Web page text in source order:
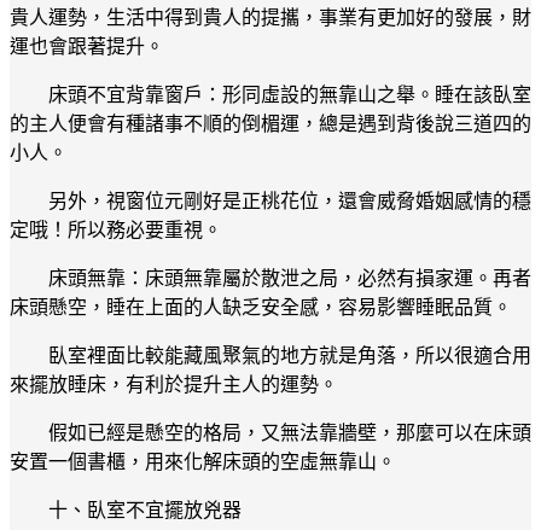
貴人運勢，生活中得到貴人的提攜，事業有更加好的發展，財
運也會跟著提升。
床頭不宜背靠窗戶：形同虛設的無靠山之舉。睡在該臥室
的主人便會有種諸事不順的倒楣運，總是遇到背後說三道四的
小人。
另外，視窗位元剛好是正桃花位，還會威脅婚姻感情的穩
定哦！所以務必要重視。
床頭無靠：床頭無靠屬於散泄之局，必然有損家運。再者
床頭懸空，睡在上面的人缺乏安全感，容易影響睡眠品質。
臥室裡面比較能藏風聚氣的地方就是角落，所以很適合用
來擺放睡床，有利於提升主人的運勢。
假如已經是懸空的格局，又無法靠牆壁，那麼可以在床頭
安置一個書櫃，用來化解床頭的空虛無靠山。
十、臥室不宜擺放兇器